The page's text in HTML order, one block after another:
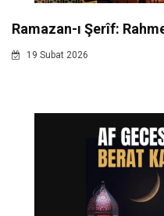
Ramazan-ı Şerîf:
19 Subat 2026